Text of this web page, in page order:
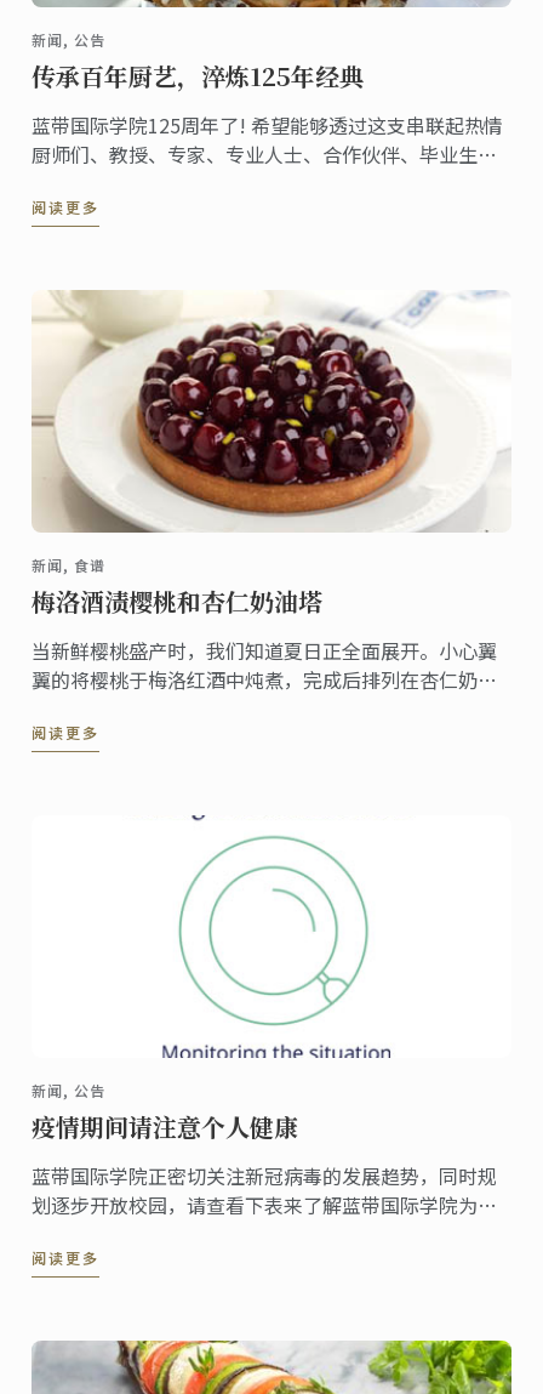
新闻, 公告
传承百年厨艺，淬炼125年经典
蓝带国际学院125周年了! 希望能够透过这支串联起热情
厨师们、教授、专家、专业人士、合作伙伴、毕业生与
阅读更多
新闻, 食谱
梅洛酒渍樱桃和杏仁奶油塔
当新鲜樱桃盛产时，我们知道夏日正全面展开。小心翼
翼的将樱桃于梅洛红酒中炖煮，完成后排列在杏仁奶油
阅读更多
新闻, 公告
疫情期间请注意个人健康
蓝带国际学院正密切关注新冠病毒的发展趋势，同时规
划逐步开放校园，请查看下表来了解蓝带国际学院为保
阅读更多